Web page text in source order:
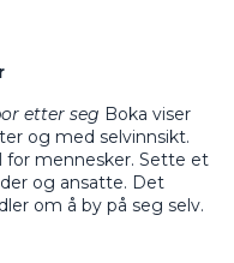
etter seg Boka viser
og med selvinnsikt.
for mennesker. Sette et
og ansatte. Det
om å by på seg selv.